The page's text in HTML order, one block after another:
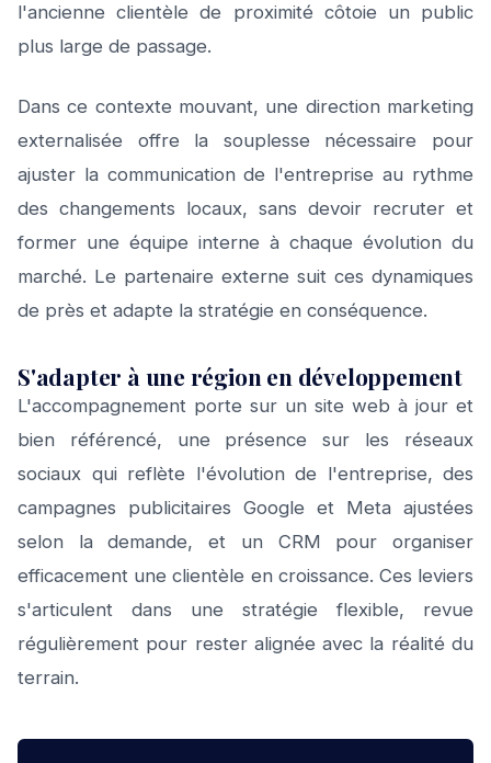
l'ancienne clientèle de proximité côtoie un public
plus large de passage.
Dans ce contexte mouvant, une direction marketing
externalisée offre la souplesse nécessaire pour
ajuster la communication de l'entreprise au rythme
des changements locaux, sans devoir recruter et
former une équipe interne à chaque évolution du
marché. Le partenaire externe suit ces dynamiques
de près et adapte la stratégie en conséquence.
S'adapter à une région en développement
L'accompagnement porte sur un site web à jour et
bien référencé, une présence sur les réseaux
sociaux qui reflète l'évolution de l'entreprise, des
campagnes publicitaires Google et Meta ajustées
selon la demande, et un CRM pour organiser
efficacement une clientèle en croissance. Ces leviers
s'articulent dans une stratégie flexible, revue
régulièrement pour rester alignée avec la réalité du
terrain.